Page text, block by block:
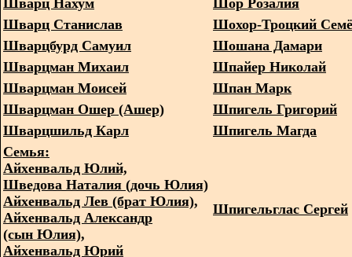
Шварц Нахум
Шор Розалия
Шварц Станислав
Шохор-Троцкий
Шварцбурд Самуил
Шошана Дамари
Шварцман Михаил
Шпайер Николай
Шварцман Моисей
Шпан Марк
Шварцман Ошер (Ашер)
Шпигель Григорий
Шварцшильд Карл
Шпигель Магда
Семья:
Айхенвальд Юлий,
Шведова Наталия (дочь Юлия)
Айхенвальд Лев (брат Юлия),
Айхенвальд Александр
(сын Юлия),
Айхенвальд Юрий
Шпигельглас Сергей